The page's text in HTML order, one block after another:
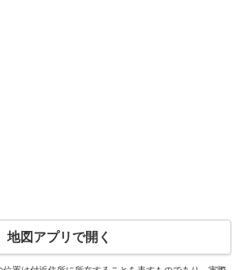
地図アプリで開く